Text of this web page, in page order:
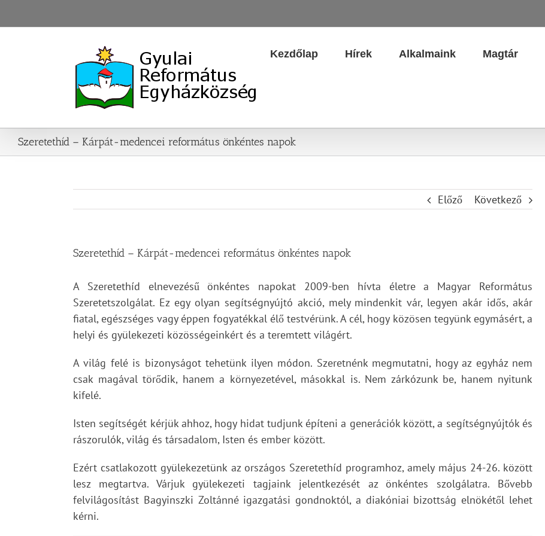
to
Kezdőlap Hírek Alkalmaink Magtár
Szeretethíd – Kárpát-medencei református önkéntes napok
Előző Következő
Szeretethíd – Kárpát-medencei református önkéntes napok
A Szeretethíd elnevezésű önkéntes napokat 2009-ben hívta életre a Magyar Református
Szeretetszolgálat. Ez egy olyan segítségnyújtó akció, mely mindenkit vár, legyen akár idős, akár
fiatal, egészséges vagy éppen fogyatékkal élő testvérünk. A cél, hogy közösen tegyünk egymásért, a
helyi és gyülekezeti közösségeinkért és a teremtett világért.
A világ felé is bizonyságot tehetünk ilyen módon. Szeretnénk megmutatni, hogy az egyház nem
csak magával törődik, hanem a környezetével, másokkal is. Nem zárkózunk be, hanem nyitunk
kifelé.
Isten segítségét kérjük ahhoz, hogy hidat tudjunk építeni a generációk között, a segítségnyújtók és
rászorulók, világ és társadalom, Isten és ember között.
Ezért csatlakozott gyülekezetünk az országos Szeretethíd programhoz, amely május 24-26. között
lesz megtartva. Várjuk gyülekezeti tagjaink jelentkezését az önkéntes szolgálatra. Bővebb
felvilágosítást Bagyinszki Zoltánné igazgatási gondnoktól, a diakóniai bizottság elnökétől lehet
kérni.